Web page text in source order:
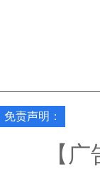
免责声明：
【广告